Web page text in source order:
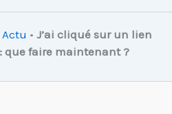
Actu • J’ai cliqué sur un lien
que faire maintenant ?